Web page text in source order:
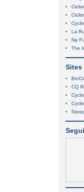
La
Na
The
Sites
CQ